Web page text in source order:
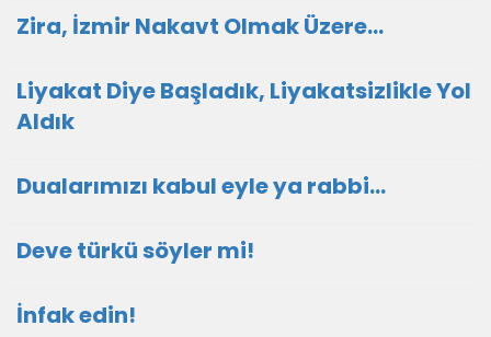
Zira, İzmir Nakavt Olmak Üzere…
Liyakat Diye Başladık, Liyakatsizlikle Yol
Aldık
Dualarımızı kabul eyle ya rabbi...
Deve türkü söyler mi!
İnfak edin!